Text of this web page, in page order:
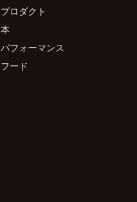
プロダクト
本
パフォーマンス
フード